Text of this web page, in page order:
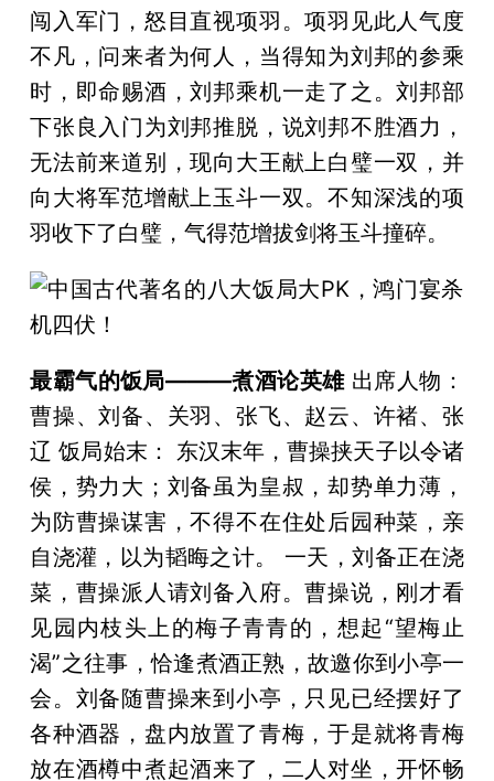
闯入军门，怒目直视项羽。项羽见此人气度
不凡，问来者为何人，当得知为刘邦的参乘
时，即命赐酒，刘邦乘机一走了之。刘邦部
下张良入门为刘邦推脱，说刘邦不胜酒力，
无法前来道别，现向大王献上白璧一双，并
向大将军范增献上玉斗一双。不知深浅的项
羽收下了白璧，气得范增拔剑将玉斗撞碎。
最霸气的饭局———煮酒论英雄出席人物：
曹操、刘备、关羽、张飞、赵云、许褚、张
辽 饭局始末： 东汉末年，曹操挟天子以令诸
侯，势力大；刘备虽为皇叔，却势单力薄，
为防曹操谋害，不得不在住处后园种菜，亲
自浇灌，以为韬晦之计。 一天，刘备正在浇
菜，曹操派人请刘备入府。曹操说，刚才看
见园内枝头上的梅子青青的，想起“望梅止
渴”之往事，恰逢煮酒正熟，故邀你到小亭一
会。刘备随曹操来到小亭，只见已经摆好了
各种酒器，盘内放置了青梅，于是就将青梅
放在酒樽中煮起酒来了，二人对坐，开怀畅